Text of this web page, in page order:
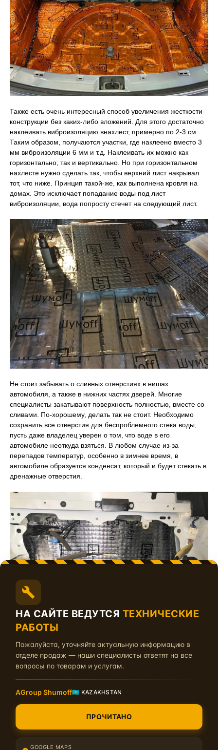
Также есть очень интересный способ увеличения жесткости
конструкции без каких-либо вложений. Для этого достаточно
наклеивать виброизоляцию внахлест, примерно по 2-3 см.
Таким образом, получаются участки, где наклеено вместо 3
мм виброизоляции 6 мм и т.д. Наклеивать их можно как
горизонтально, так и вертикально. Но при горизонтальном
нахлесте нужно сделать так, чтобы верхний лист накрывал
тот, что ниже. Принцип такой-же, как выполнена кровля на
домах. Это исключает попадание воды под лист
виброизоляции, вода попросту стечет на следующий лист.
Не стоит забывать о сливных отверстиях в нишах
автомобиля, а также в нижних частях дверей. Многие
специалисты закатывают поверхность полностью, вместе со
сливами. По-хорошему, делать так не стоит. Необходимо
сохранить все отверстия для беспроблемного стека воды,
пусть даже владелец уверен о том, что воде в его
автомобиле неоткуда взяться. В любом случае из-за
перепадов температур, особенно в зимнее время, в
автомобиле образуется конденсат, который и будет стекать в
дренажные отверстия.
НА САЙТЕ ВЕДУТСЯ ТЕХНИЧЕСКИЕ
РАБОТЫ
Пожалуйста, уточняйте актуальную информацию в
отделе продаж — наши специалисты ответят на все
вопросы по товарам и услугам.
AGroup Shumoff🇰🇿 KAZAKHSTAN
ПРОЧИТАНО
GOOGLE MAPS